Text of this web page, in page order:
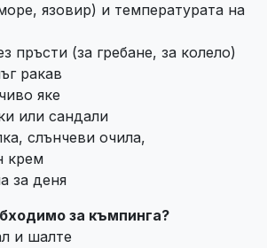
язовир) и температурата на
пръсти (за гребане, за колело)
ракав
яке
или сандали
слънчеви очила,
крем
за деня
за къмпинга?
и шалте